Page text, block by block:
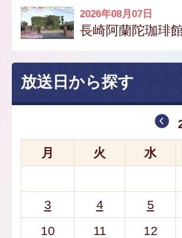
2026年08月07日
長崎阿蘭陀珈琲
放送日から探す
月 火 水
3 4 5
10
11 12